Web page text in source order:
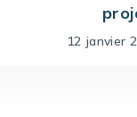
12 janvier